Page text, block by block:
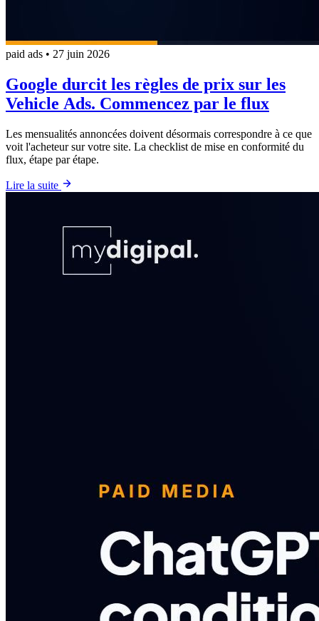
paid ads • 27 juin 2026
Google durcit les règles de prix sur les
Vehicle Ads. Commencez par le flux
Les mensualités annoncées doivent désormais correspondre à ce que
voit l'acheteur sur votre site. La checklist de mise en conformité du
flux, étape par étape.
Lire la suite